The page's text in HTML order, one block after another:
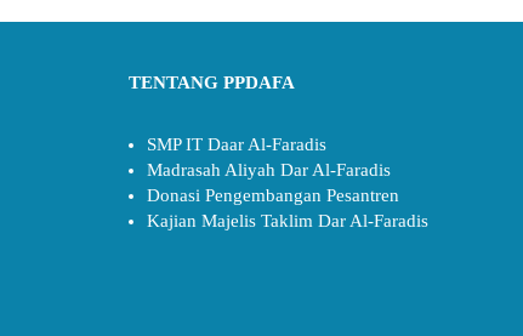
TENTANG PPDAFA
SMP IT Daar Al-Faradis
Madrasah Aliyah Dar Al-Faradis
Donasi Pengembangan Pesantren
Kajian Majelis Taklim Dar Al-Faradis